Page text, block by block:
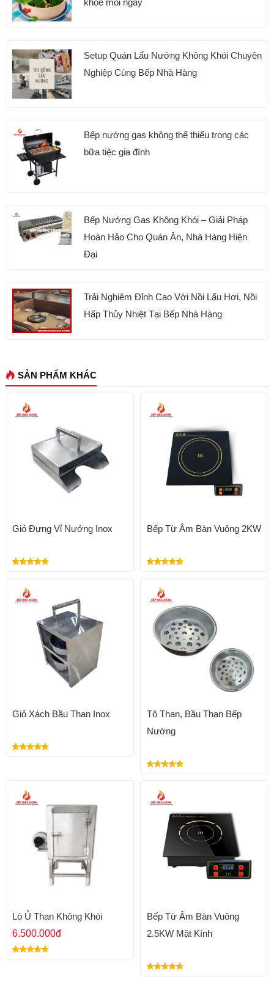
Setup Quán Lẩu Nướng Không Khói Chuyên
Nghiệp Cùng Bếp Nhà Hàng
Bếp nướng gas không thể thiếu trong các
bữa tiệc gia đình
Bếp Nướng Gas Không Khói – Giải Pháp
Hoàn Hảo Cho Quán Ăn, Nhà Hàng Hiện
Đại
Trải Nghiệm Đỉnh Cao Với Nồi Lẩu Hơi, Nồi
Hấp Thủy Nhiệt Tại Bếp Nhà Hàng
SẢN PHẨM KHÁC
Giỏ Đựng Vỉ Nướng Inox Bếp Từ Âm Bàn Vuông 2KW
Giỏ Xách Bầu Than Inox
Tô Than, Bầu Than Bếp
Nướng
Lò Ủ Than Không Khói
6.500.000đ
Bếp Từ Âm Bàn Vuông
2.5KW Mặt Kính